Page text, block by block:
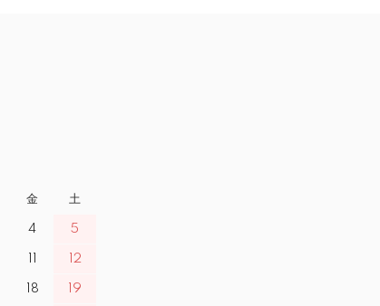
金 土
4 5
12
18 19